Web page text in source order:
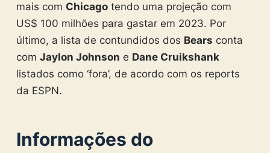
mais com Chicagotendo uma projeção com
US$ 100 milhões para gastar em 2023. Por
último, a lista de contundidos dos Bears conta
com Jaylon Johnson e Dane Cruikshank
listados como ‘fora’, de acordo com os reports
da ESPN.
Informações do